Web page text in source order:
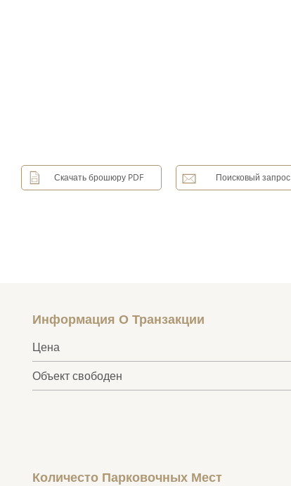
Скачать брошюру PDF Поисковый запрос
Информация О Транзакции
Цена
Объект свободен
Количесто Парковочных Мест